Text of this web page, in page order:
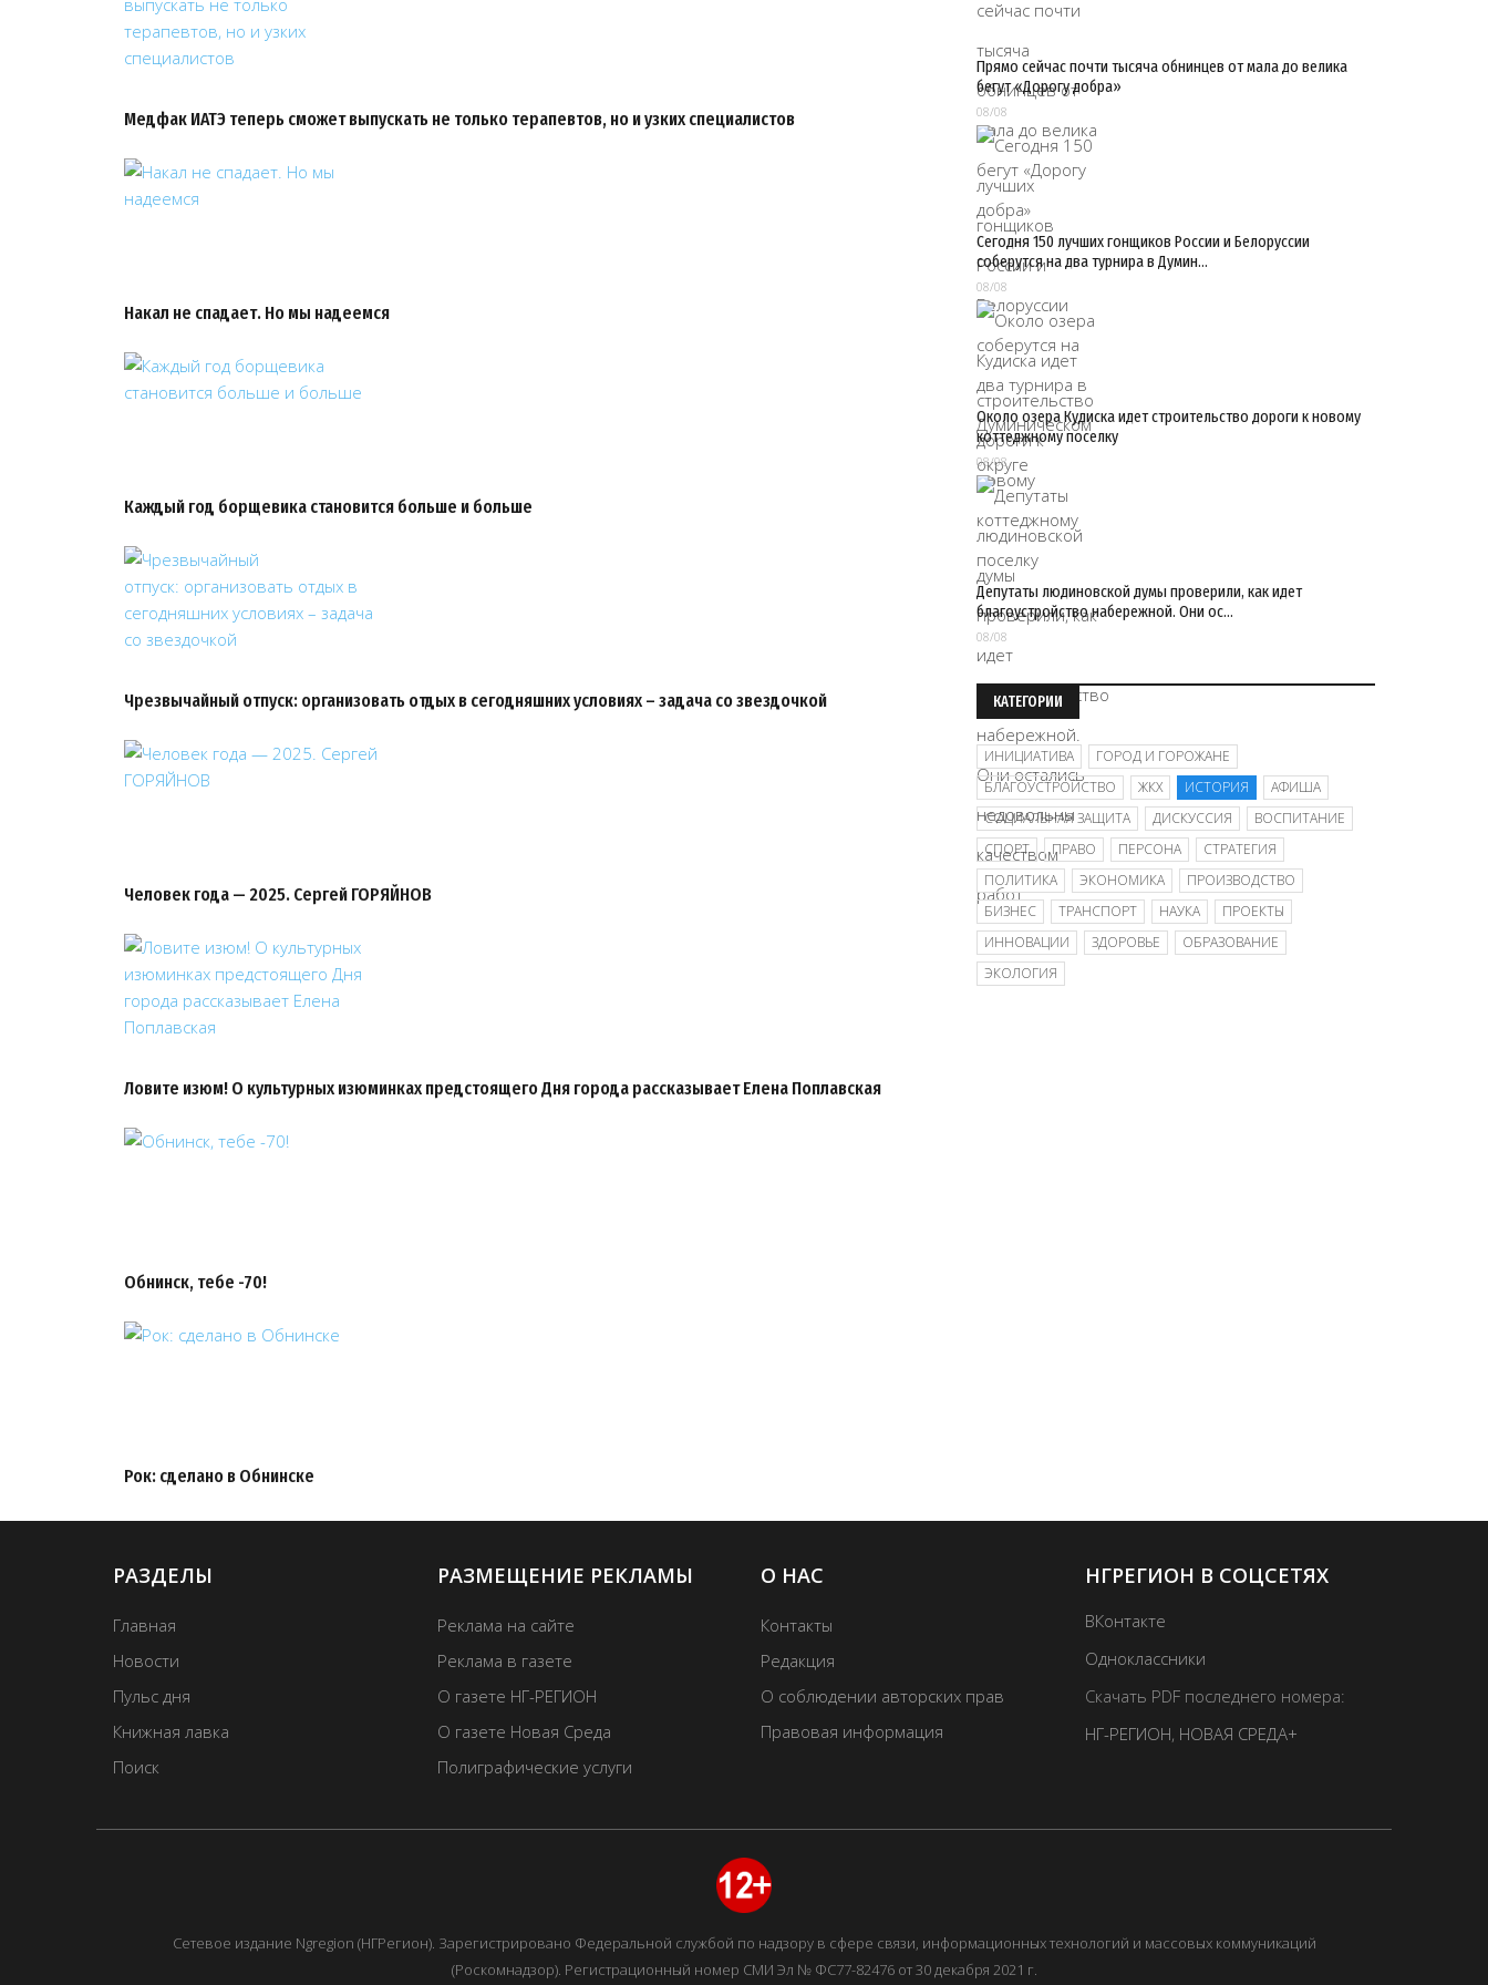
Медфак ИАТЭ теперь сможет выпускать не только терапевтов, но и узких специалистов
Накал не спадает. Но мы надеемся
Каждый год борщевика становится больше и больше
Чрезвычайный отпуск: организовать отдых в сегодняшних условиях – задача со звездочкой
Человек года — 2025. Сергей ГОРЯЙНОВ
Ловите изюм! О культурных изюминках предстоящего Дня города рассказывает Елена Поплавская
Обнинск, тебе -70!
Рок: сделано в Обнинске
Прямо сейчас почти тысяча обнинцев от мала до велика
бегут «Дорогу добра»
08/08
Сегодня 150 лучших гонщиков России и Белоруссии
соберутся на два турнира в Думин…
08/08
Около озера Кудиска идет строительство дороги к новому
коттеджному поселку
08/08
Депутаты людиновской думы проверили, как идет
благоустройство набережной. Они ос…
08/08
КАТЕГОРИИ
ИНИЦИАТИВА
ГОРОД И ГОРОЖАНЕ
БЛАГОУСТРОЙСТВО
ЖКХ ИСТОРИЯ
АФИША
СОЦИАЛЬНАЯ ЗАЩИТА
ДИСКУССИЯ
ВОСПИТАНИЕ
СПОРТ
ПРАВО ПЕРСОНА
СТРАТЕГИЯ
ПОЛИТИКА
ЭКОНОМИКА
ПРОИЗВОДСТВО
БИЗНЕС
ТРАНСПОРТ НАУКА
ПРОЕКТЫ
ИННОВАЦИИ
ЗДОРОВЬЕ
ОБРАЗОВАНИЕ
ЭКОЛОГИЯ
РАЗДЕЛЫ
Главная
Новости
Пульс дня
Книжная лавка
Поиск
РАЗМЕЩЕНИЕ РЕКЛАМЫ
Реклама на сайте
Реклама в газете
О газете НГ-РЕГИОН
О газете Новая Среда
Полиграфические услуги
О НАС
Контакты
Редакция
О соблюдении авторских прав
Правовая информация
НГРЕГИОН В СОЦСЕТЯХ
ВКонтакте
Одноклассники
Скачать PDF последнего номера:
НГ-РЕГИОН, НОВАЯ СРЕДА+
Сетевое издание Ngregion (НГРегион). Зарегистрировано Федеральной службой по надзору в сфере связи, информационных технологий и массовых коммуникаций
(Роскомнадзор). Регистрационный номер СМИ Эл № ФС77-82476 от 30 декабря 2021 г.